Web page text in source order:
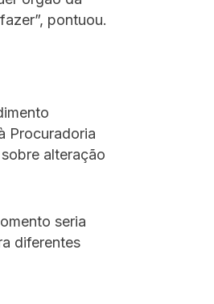
pontuou.
Procuradoria
alteração
seria
diferentes